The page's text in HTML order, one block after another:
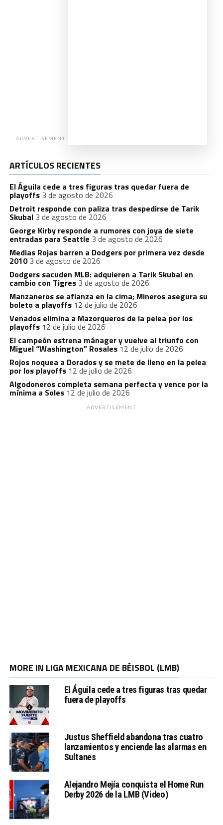
ADVERTISEMENT
ARTÍCULOS RECIENTES
El Águila cede a tres figuras tras quedar fuera de
playoffs 3 de agosto de 2026
Detroit responde con paliza tras despedirse de Tarik
Skubal 3 de agosto de 2026
George Kirby responde a rumores con joya de siete
entradas para Seattle 3 de agosto de 2026
Medias Rojas barren a Dodgers por primera vez desde
2010 3 de agosto de 2026
Dodgers sacuden MLB: adquieren a Tarik Skubal en
cambio con Tigres 3 de agosto de 2026
Manzaneros se afianza en la cima; Mineros asegura su
boleto a playoffs 12 de julio de 2026
Venados elimina a Mazorqueros de la pelea por los
playoffs 12 de julio de 2026
El campeón estrena mánager y vuelve al triunfo con
Miguel “Washington” Rosales 12 de julio de 2026
Rojos noquea a Dorados y se mete de lleno en la pelea
por los playoffs 12 de julio de 2026
Algodoneros completa semana perfecta y vence por la
mínima a Soles 12 de julio de 2026
ADVERTISEMENT
MORE IN LIGA MEXICANA DE BÉISBOL (LMB)
El Águila cede a tres figuras tras quedar
fuera de playoffs
Justus Sheffield abandona tras cuatro
lanzamientos y enciende las alarmas en
Sultanes
Alejandro Mejía conquista el Home Run
Derby 2026 de la LMB (Video)